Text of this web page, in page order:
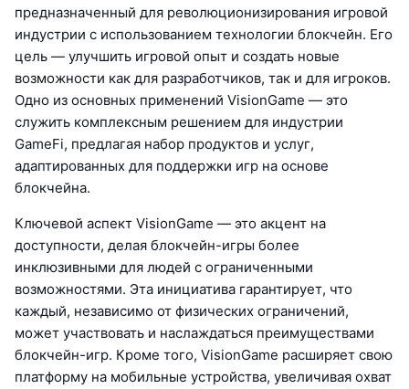
предназначенный для революционизирования игровой
индустрии с использованием технологии блокчейн. Его
цель — улучшить игровой опыт и создать новые
возможности как для разработчиков, так и для игроков.
Одно из основных применений VisionGame — это
служить комплексным решением для индустрии
GameFi, предлагая набор продуктов и услуг,
адаптированных для поддержки игр на основе
блокчейна.
Ключевой аспект VisionGame — это акцент на
доступности, делая блокчейн-игры более
инклюзивными для людей с ограниченными
возможностями. Эта инициатива гарантирует, что
каждый, независимо от физических ограничений,
может участвовать и наслаждаться преимуществами
блокчейн-игр. Кроме того, VisionGame расширяет свою
платформу на мобильные устройства, увеличивая охват